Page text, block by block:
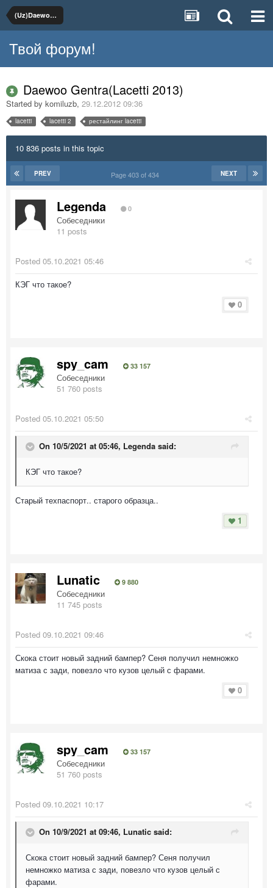
(Uz)Daewoo, Chevrolet
Твой форум!
Daewoo Gentra(Lacetti 2013)
Started by komiluzb, 29.12.2012 09:36
lacetti lacetti 2 рестайлинг lacetti
10 836 posts in this topic
PREV NEXT
Page 403 of 434
Legenda 0
Собеседники
11 posts
Posted 05.10.2021 05:46
КЭГ что такое?
0
spy_cam 33 157
Собеседники
51 760 posts
Posted 05.10.2021 05:50
On 10/5/2021 at 05:46, Legenda said:
КЭГ что такое?
Старый техпаспорт.. старого образца..
1
Lunatic 9 880
Собеседники
11 745 posts
Posted 09.10.2021 09:46
Скока стоит новый задний бампер? Сеня получил немножко
матиза с зади, повезло что кузов целый с фарами.
0
spy_cam 33 157
Собеседники
51 760 posts
Posted 09.10.2021 10:17
On 10/9/2021 at 09:46, Lunatic said:
Скока стоит новый задний бампер? Сеня получил
немножко матиза с зади, повезло что кузов целый с
фарами.